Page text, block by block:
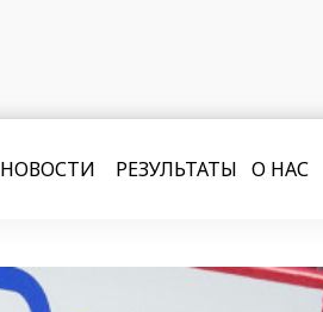
НОВОСТИ РЕЗУЛЬТАТЫ О НАС